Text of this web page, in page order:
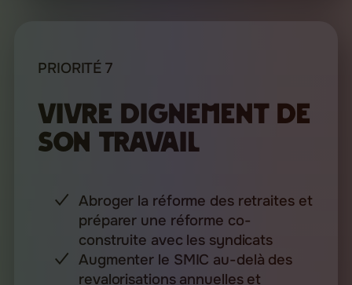
PRIORITÉ 7
Vivre dignement de
son travail
Abroger la réforme des retraites et
préparer une réforme co-
construite avec les syndicats
Augmenter le SMIC au-delà des
revalorisations annuelles et